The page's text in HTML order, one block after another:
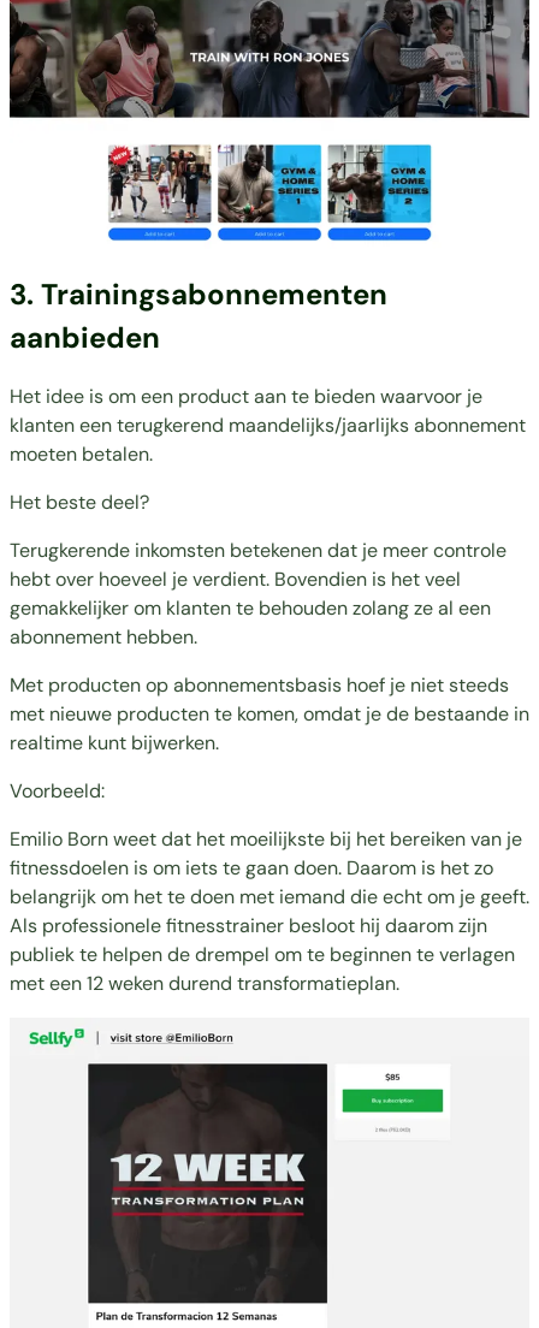
3. Trainingsabonnementen
aanbieden
Het idee is om een product aan te bieden waarvoor je
klanten een terugkerend maandelijks/jaarlijks abonnement
moeten betalen.
Het beste deel?
Terugkerende inkomsten betekenen dat je meer controle
hebt over hoeveel je verdient. Bovendien is het veel
gemakkelijker om klanten te behouden zolang ze al een
abonnement hebben.
Met producten op abonnementsbasis hoef je niet steeds
met nieuwe producten te komen, omdat je de bestaande in
realtime kunt bijwerken.
Voorbeeld:
Emilio Born weet dat het moeilijkste bij het bereiken van je
fitnessdoelen is om iets te gaan doen. Daarom is het zo
belangrijk om het te doen met iemand die echt om je geeft.
Als professionele fitnesstrainer besloot hij daarom zijn
publiek te helpen de drempel om te beginnen te verlagen
met een12 weken durend transformatieplan.